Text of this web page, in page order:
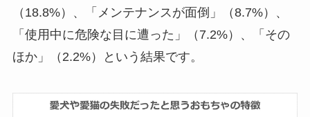
（18.8%）、「メンテナンスが面倒」（8.7%）、
「使用中に危険な目に遭った」（7.2%）、「その
ほか」（2.2%）という結果です。